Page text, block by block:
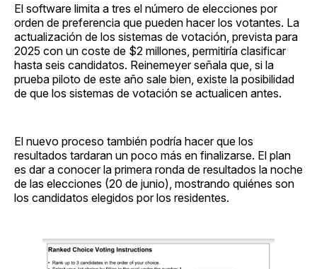
El software limita a tres el número de elecciones por
orden de preferencia que pueden hacer los votantes. La
actualización de los sistemas de votación, prevista para
2025 con un coste de $2 millones, permitiría clasificar
hasta seis candidatos. Reinemeyer señala que, si la
prueba piloto de este año sale bien, existe la posibilidad
de que los sistemas de votación se actualicen antes.
El nuevo proceso también podría hacer que los
resultados tardaran un poco más en finalizarse. El plan
es dar a conocer la primera ronda de resultados la noche
de las elecciones (20 de junio), mostrando quiénes son
los candidatos elegidos por los residentes.